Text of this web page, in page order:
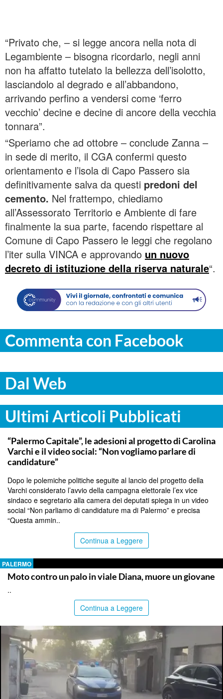
“Privato che, – si legge ancora nella nota di
Legambiente – bisogna ricordarlo, negli anni
non ha affatto tutelato la bellezza dell’isolotto,
lasciandolo al degrado e all’abbandono,
arrivando perfino a vendersi come ‘ferro
vecchio’ decine e decine di ancore della vecchia
tonnara”.
“Speriamo che ad ottobre – conclude Zanna –
in sede di merito, il CGA confermi questo
orientamento e l’isola di Capo Passero sia
definitivamente salva da questi predoni del
cemento. Nel frattempo, chiediamo
all’Assessorato Territorio e Ambiente di fare
finalmente la sua parte, facendo rispettare al
Comune di Capo Passero le leggi che regolano
l’iter sulla VINCA e approvando un nuovo
decreto di istituzione della riserva naturale“.
Commenta con Facebook
Dal Web
Ultimi Articoli Pubblicati
PALERMO
“Palermo Capitale”, le adesioni al progetto di Carolina
Varchi e il video social: “Non vogliamo parlare di
candidature”
Dopo le polemiche politiche seguite al lancio del progetto della
Varchi considerato l’avvio della campagna elettorale l’ex vice
sindaco e segretario alla camera dei deputati spiega in un video
social “Non parliamo di candidature ma di Palermo” e precisa
“Questa ammin..
Continua a Leggere
PALERMO
Moto contro un palo in viale Diana, muore un giovane
..
Continua a Leggere